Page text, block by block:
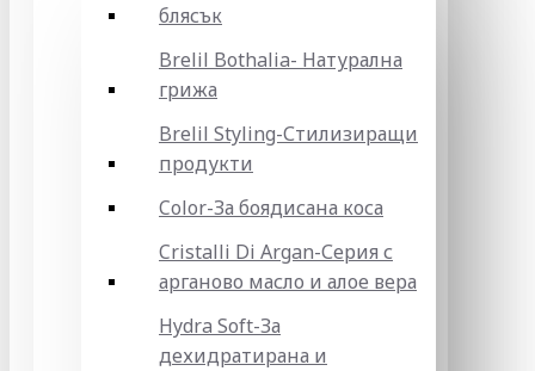
блясък
Brelil Bothalia- Натурална
грижа
Brelil Styling-Стилизиращи
продукти
Color-За боядисана коса
Cristalli Di Argan-Серия с
арганово масло и алое вера
Hydra Soft-За
дехидратирана и